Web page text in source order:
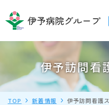
伊予訪問看
TOP 新着情報 伊予訪問看護